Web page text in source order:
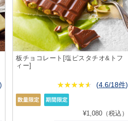
)
板チョコレート[塩ピスタチオ&トフ
ィー]
★★★★★
★★★★★ (4.6/18件)
¥1,080（税込）